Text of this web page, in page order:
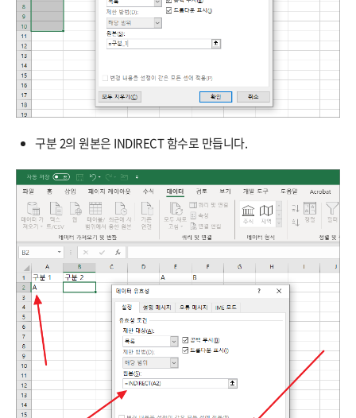
구분 2의 원본은 INDIRECT 함수로 만듭니다.